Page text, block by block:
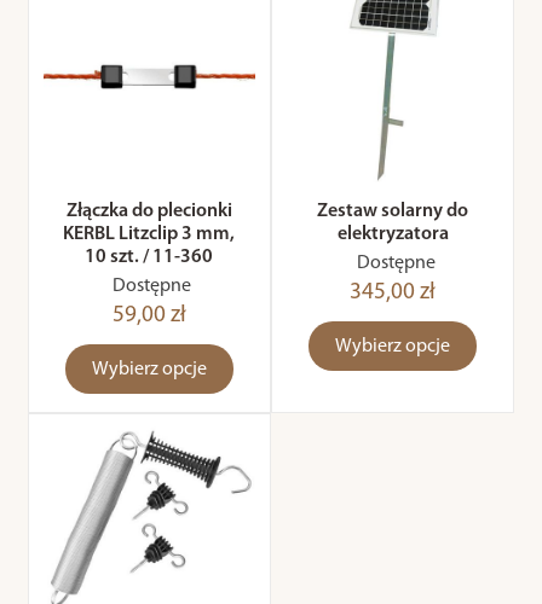
Złączka do plecionki
KERBL Litzclip 3 mm,
10 szt. / 11-360
Dostępne
59,00 zł
Wybierz opcje
Zestaw solarny do
elektryzatora
Dostępne
345,00 zł
Wybierz opcje